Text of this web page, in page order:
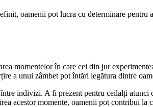
oamenii pot lucra cu determinare pentru
momentelor în care cei din jur
a unui zâmbet pot întări legătura dintre
indivizi. A fi prezent pentru ceilalți atunci
acestor momente, oamenii pot contribui la